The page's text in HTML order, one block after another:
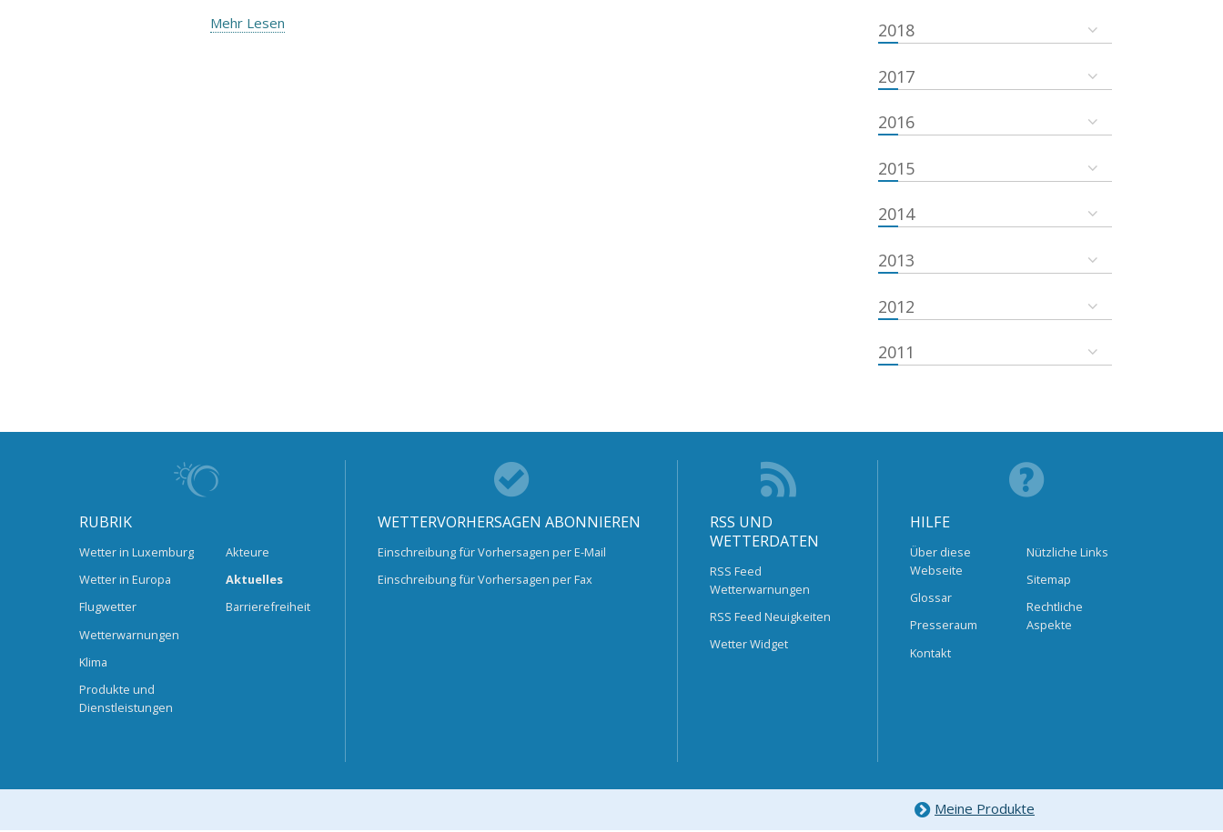
Mehr Lesen
2018
2017
2016
2015
2014
2013
2012
2011
RUBRIK
Wetter in Luxemburg
Wetter in Europa
Flugwetter
Wetterwarnungen
Klima
Produkte und
Dienstleistungen
Akteure
Aktuelles
Barrierefreiheit
WETTERVORHERSAGEN ABONNIEREN
Einschreibung für Vorhersagen per E-Mail
Einschreibung für Vorhersagen per Fax
RSS UND
WETTERDATEN
RSS Feed
Wetterwarnungen
RSS Feed Neuigkeiten
Wetter Widget
HILFE
Über diese
Webseite
Glossar
Presseraum
Kontakt
Nützliche Links
Sitemap
Rechtliche
Aspekte
Meine Produkte